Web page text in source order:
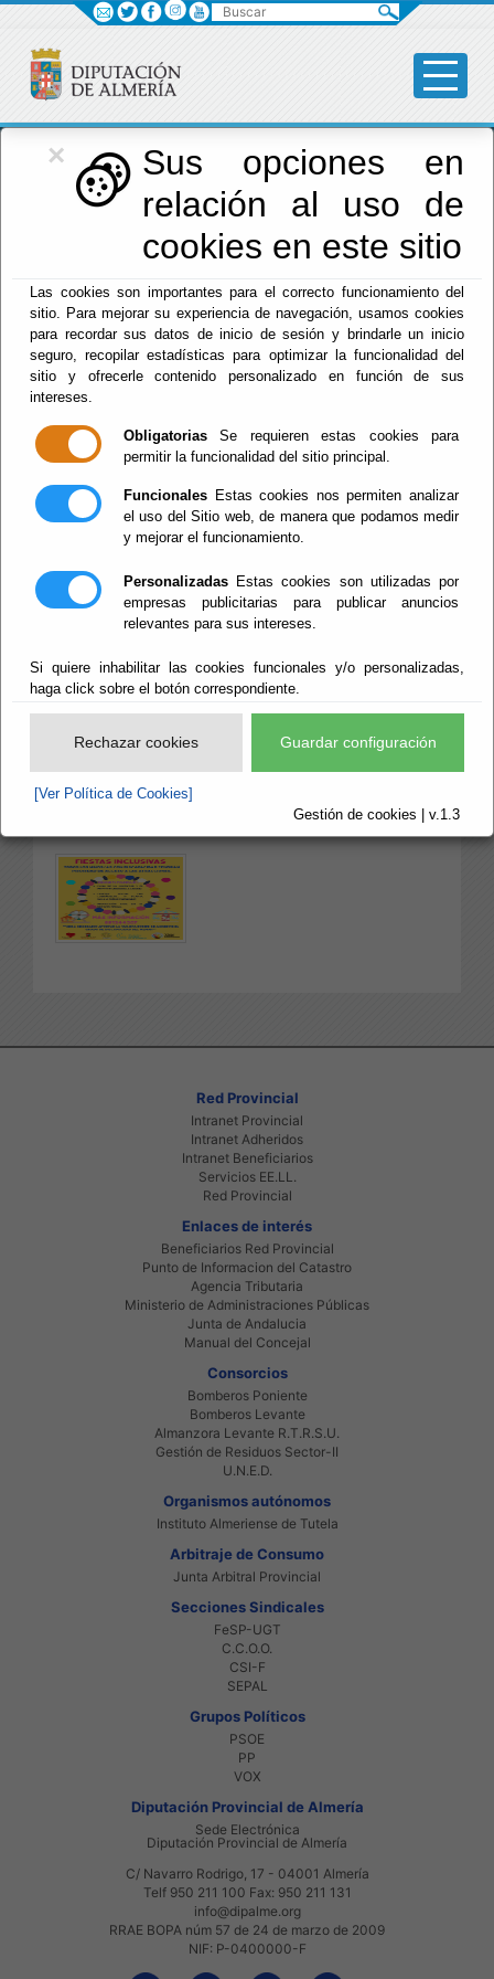
×
Sus opciones en
relación al uso de
cookies en este sitio
Las cookies son importantes para el correcto funcionamiento del
sitio. Para mejorar su experiencia de navegación, usamos cookies
para recordar sus datos de inicio de sesión y brindarle un inicio
seguro, recopilar estadísticas para optimizar la funcionalidad del
sitio y ofrecerle contenido personalizado en función de sus
intereses.
Obligatorias Se requieren estas cookies para
permitir la funcionalidad del sitio principal.
Funcionales Estas cookies nos permiten analizar
el uso del Sitio web, de manera que podamos medir
y mejorar el funcionamiento.
Personalizadas Estas cookies son utilizadas por
empresas publicitarias para publicar anuncios
relevantes para sus intereses.
Si quiere inhabilitar las cookies funcionales y/o personalizadas,
haga click sobre el botón correspondiente.
Rechazar cookies Guardar configuración
[Ver Política de Cookies]
Gestión de cookies | v.1.3
Diputación
Menú Diputación
FIESTAS
INCLUSIVAS
RECOGIDA DE
PULSERAS A
PARTIR DEL
JUEVES 12 DE
JUNIO.
Galería de imágenes:
Red Provincial
Intranet Provincial
Intranet Adheridos
Intranet Beneficiarios
Servicios EE.LL.
Red Provincial
Enlaces de interés
Beneficiarios Red Provincial
Punto de Informacion del Catastro
Agencia Tributaria
Ministerio de Administraciones Públicas
Junta de Andalucia
Manual del Concejal
Consorcios
Bomberos Poniente
Bomberos Levante
Almanzora Levante R.T.R.S.U.
Gestión de Residuos Sector-II
U.N.E.D.
Organismos autónomos
Instituto Almeriense de Tutela
Arbitraje de Consumo
Junta Arbitral Provincial
Secciones Sindicales
FeSP-UGT
C.C.O.O.
CSI-F
SEPAL
Grupos Políticos
PSOE
PP
VOX
Diputación Provincial de Almería
Sede Electrónica
Diputación Provincial de Almería
C/ Navarro Rodrigo, 17 - 04001 Almería
Telf 950 211 100 Fax: 950 211 131
info@dipalme.org
RRAE BOPA núm 57 de 24 de marzo de 2009
NIF: P-0400000-F
Buscar